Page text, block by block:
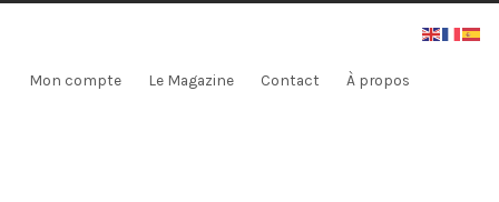
Mon compte Le Magazine Contact À propos